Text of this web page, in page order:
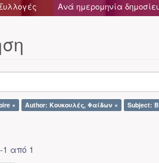
Ανά ημερομηνία
× Author: Κουκουλές, Φαίδων × Subject:
από 1